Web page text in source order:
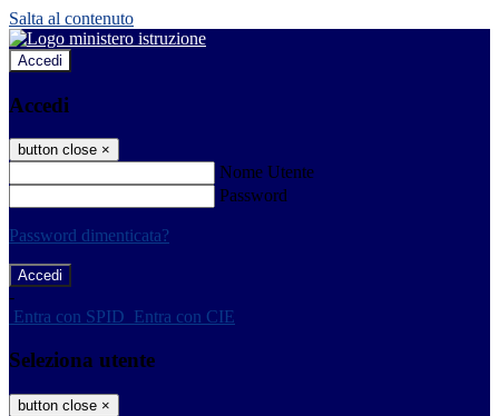
Salta al contenuto
Accedi
Accedi
button close ×
Nome Utente
Password
Password dimenticata?
-
Entra con SPID Entra con CIE
Seleziona utente
button close ×